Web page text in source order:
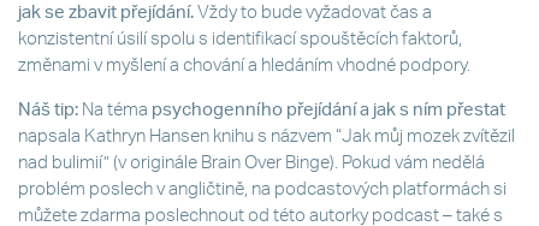
jak se zbavit přejídání. Vždy to bude vyžadovat čas a
konzistentní úsilí spolu s identifikací spouštěcích faktorů,
změnami v myšlení a chování a hledáním vhodné podpory.
Náš tip: Na téma psychogenního přejídání a jak s ním přestat
napsala Kathryn Hansen knihu s názvem “Jak můj mozek zvítězil
nad bulimií” (v originále Brain Over Binge). Pokud vám nedělá
problém poslech v angličtině, na podcastových platformách si
můžete zdarma poslechnout od této autorky podcast – také s